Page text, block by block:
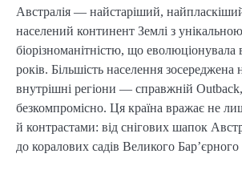
Австралія — найстаріший,
населений континент Землі з унікальною
біорізноманітністю, що еволюціонувала
років. Більшість населення зосереджена
внутрішні регіони — справжній
безкомпромісно. Ця країна вражає не
й контрастами: від снігових шапок
до коралових садів Великого